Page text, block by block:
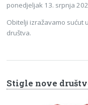
ponedjeljak 13. srpnja
Obitelji izražavamo sućut
društva.
Stigle nove